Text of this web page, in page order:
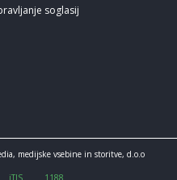
soglasij
medijske vsebine in storitve, d.o.o
iTIS 1188